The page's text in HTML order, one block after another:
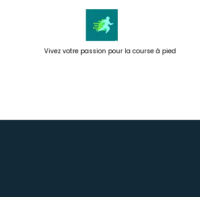
Vivez votre passion pour la course à pied